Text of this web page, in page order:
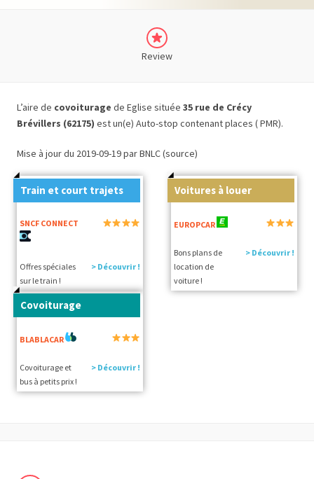
Review
L’aire de covoiturage de Eglise située 35 rue de Crécy
Brévillers (62175) est un(e) Auto-stop contenant places ( PMR).
Mise à jour du 2019-09-19 par BNLC (source)
Train et court trajets
SNCF CONNECT
Offres spéciales
sur le train !
> Découvrir !
Voitures à louer
EUROPCAR
Bons plans de
location de
voiture !
> Découvrir !
Covoiturage
BLABLACAR
Covoiturage et
bus à petits prix !
> Découvrir !